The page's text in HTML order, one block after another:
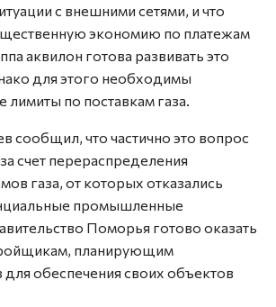
с внешними сетями, и что
экономию по платежам
аквилон готова развивать это
для этого необходимы
по поставкам газа.
сообщил, что частично это вопрос
счет перераспределения
газа, от которых отказались
промышленные
Поморья готово оказать
планирующим
для обеспечения своих объектов